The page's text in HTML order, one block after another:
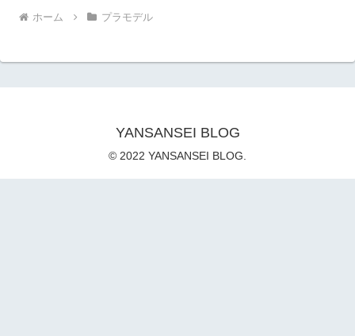
ホーム プラモデル
YANSANSEI BLOG
© 2022 YANSANSEI BLOG.